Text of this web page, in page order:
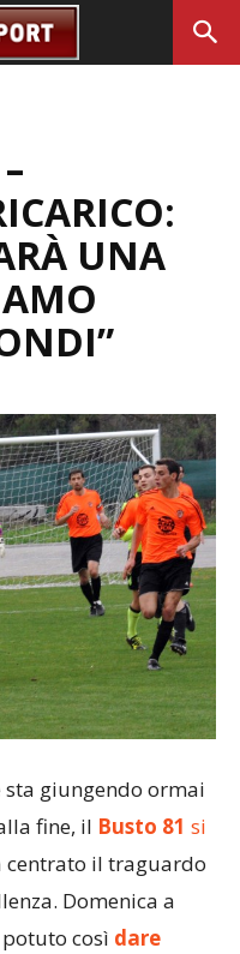
UNA
giungendo ormai
fine, il Busto 81 si
centrato il traguardo
Domenica a
così dare